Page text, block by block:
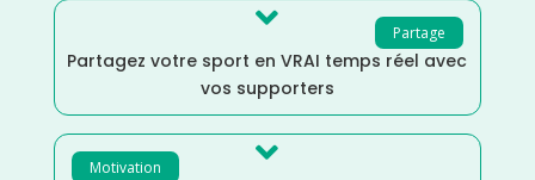
Partage

Partagez votre sport en VRAI temps réel avec
vos supporters
Motivation 